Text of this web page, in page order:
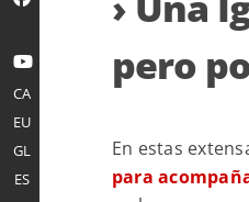
pero
En estas
para
CA
EU
GL
ES